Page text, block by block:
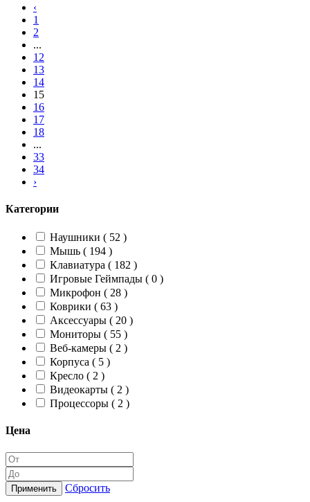
‹
1
2
...
12
13
14
15
16
17
18
...
33
34
›
Категории
Наушники ( 52 )
Мышь ( 194 )
Клавиатура ( 182 )
Игровые Геймпады ( 0 )
Микрофон ( 28 )
Коврики ( 63 )
Аксессуары ( 20 )
Мониторы ( 55 )
Веб-камеры ( 2 )
Корпуса ( 5 )
Кресло ( 2 )
Видеокарты ( 2 )
Процессоры ( 2 )
Цена
Применить Сбросить